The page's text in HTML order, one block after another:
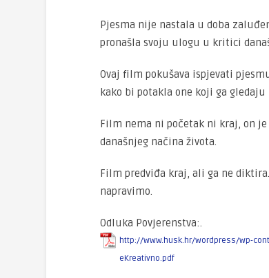
Pjesma nije nastala u doba
pronašla svoju ulogu u kritici
Ovaj film pokušava ispjevati
kako bi potakla one koji ga
Film nema ni početak ni kraj, on
današnjeg načina života.
Film predviđa kraj, ali ga ne
napravimo.
Odluka Povjerenstva:.
http://www.husk.hr/wordpress/wp-
eKreativno.pdf